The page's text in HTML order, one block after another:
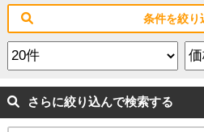
条件を絞り
さらに絞り込んで検索する